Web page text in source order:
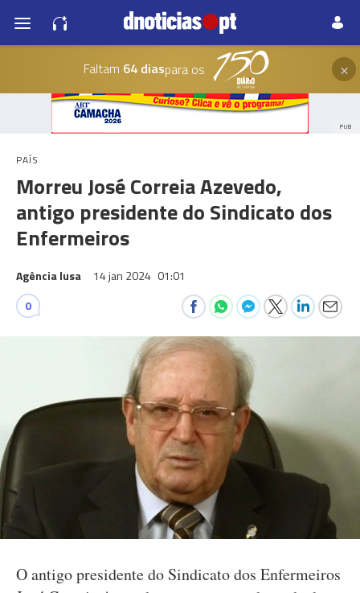
Faltam 64 diaspara os ×
PUB
PAÍS
Morreu José Correia Azevedo,
antigo presidente do Sindicato dos
Enfermeiros
Agência lusa 14 jan 2024 01:01
0
O antigo presidente do Sindicato dos Enfermeiros